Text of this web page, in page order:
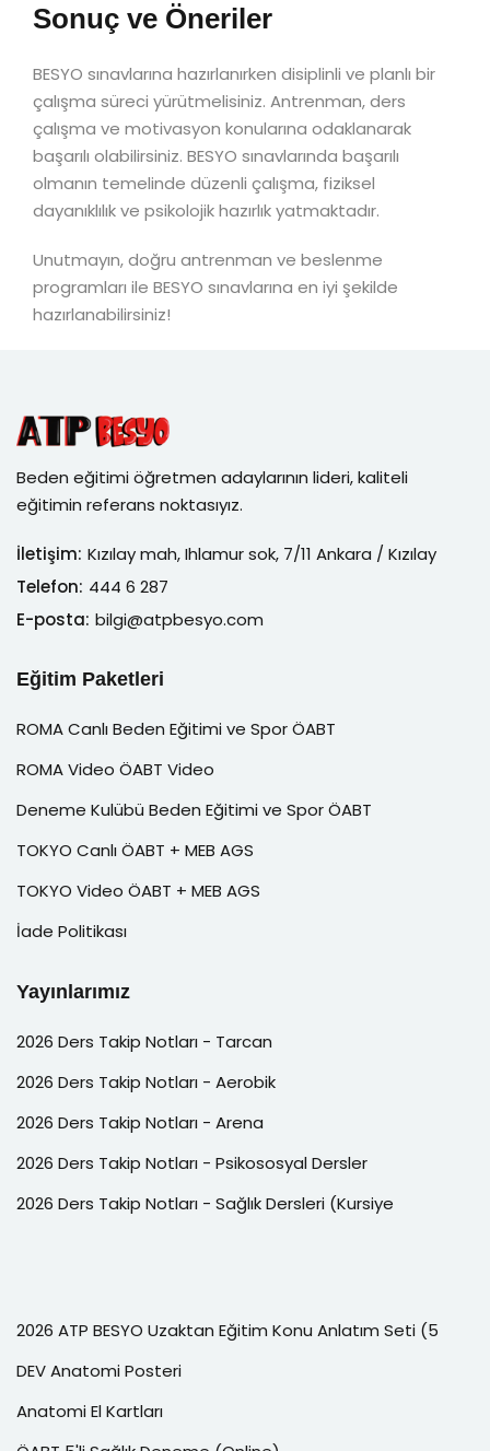
Sonuç ve Öneriler
BESYO sınavlarına hazırlanırken disiplinli ve planlı bir
çalışma süreci yürütmelisiniz. Antrenman, ders
çalışma ve motivasyon konularına odaklanarak
başarılı olabilirsiniz. BESYO sınavlarında başarılı
olmanın temelinde düzenli çalışma, fiziksel
dayanıklılık ve psikolojik hazırlık yatmaktadır.
Unutmayın, doğru antrenman ve beslenme
programları ile BESYO sınavlarına en iyi şekilde
hazırlanabilirsiniz!
Beden eğitimi öğretmen adaylarının lideri, kaliteli
eğitimin referans noktasıyız.
İletişim: Kızılay mah, Ihlamur sok, 7/11 Ankara / Kızılay
Telefon: 444 6 287
E-posta: bilgi@atpbesyo.com
Eğitim Paketleri
ROMA Canlı Beden Eğitimi ve Spor ÖABT
ROMA Video ÖABT Video
Deneme Kulübü Beden Eğitimi ve Spor ÖABT
TOKYO Canlı ÖABT + MEB AGS
TOKYO Video ÖABT + MEB AGS
İade Politikası
Yayınlarımız
2026 Ders Takip Notları - Tarcan
2026 Ders Takip Notları - Aerobik
2026 Ders Takip Notları - Arena
2026 Ders Takip Notları - Psikososyal Dersler
2026 Ders Takip Notları - Sağlık Dersleri (Kursiye
2026 ATP BESYO Uzaktan Eğitim Konu Anlatım Seti (5
DEV Anatomi Posteri
Anatomi El Kartları